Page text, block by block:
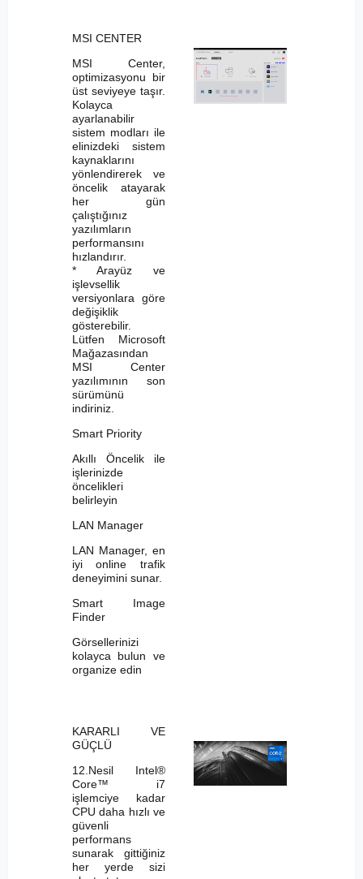
MSI CENTER
MSI Center,
optimizasyonu bir
üst seviyeye taşır.
Kolayca
ayarlanabilir
sistem modları ile
elinizdeki sistem
kaynaklarını
yönlendirerek ve
öncelik atayarak
her gün
çalıştığınız
yazılımların
performansını
hızlandırır.
* Arayüz ve
işlevsellik
versiyonlara göre
değişiklik
gösterebilir.
Lütfen Microsoft
Mağazasından
MSI Center
yazılımının son
sürümünü
indiriniz.
Smart Priority
Akıllı Öncelik ile
işlerinizde
öncelikleri
belirleyin
LAN Manager
LAN Manager, en
iyi online trafik
deneyimini sunar.
Smart Image
Finder
Görsellerinizi
kolayca bulun ve
organize edin
KARARLI VE
GÜÇLÜ
12.Nesil Intel®
Core™ i7
işlemciye kadar
CPU daha hızlı ve
güvenli
performans
sunarak gittiğiniz
her yerde sizi